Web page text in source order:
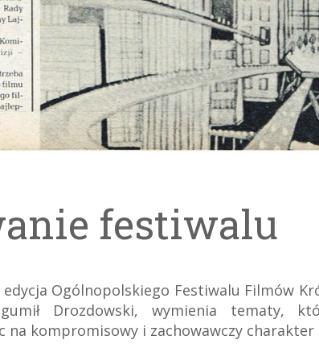
festiwalu
edycja Ogólnopolskiego Festiwalu Filmów
Drozdowski, wymienia tematy,
na kompromisowy i zachowawczy charakter